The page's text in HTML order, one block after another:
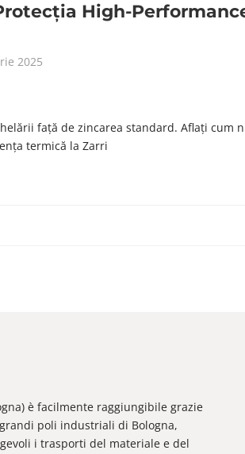
High-
2025
față de zincarea standard. Aflați cum
termică la Zarri
è facilmente raggiungibile grazie
poli industriali di Bologna,
i trasporti del materiale e del